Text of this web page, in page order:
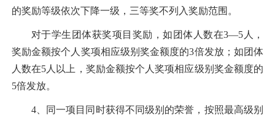
的奖励等级依次下降一级，三等奖不列入奖励范围。
对于学生团体获奖项目奖励，如团体人数在3—5 人，
奖励金额按个人奖项相应级别奖金额度的3倍发放；如团体
人数在5 人以上，奖励金额按个人奖项相应级别奖金额度的
5倍发放。
4、同一项目同时获得不同级别的荣誉，按照最高级别